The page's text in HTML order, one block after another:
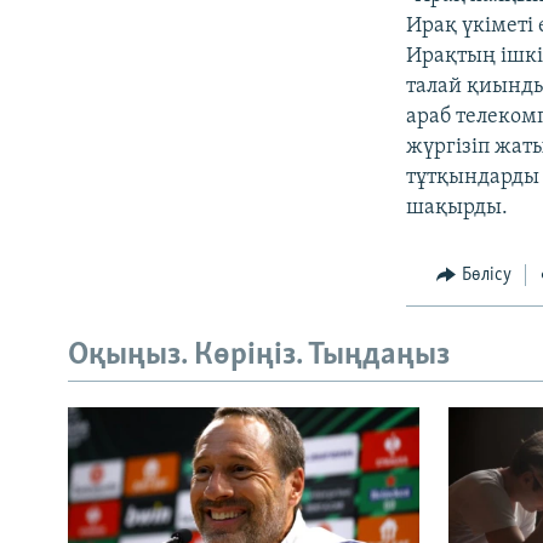
Ирақ үкіметі
Ирақтың
талай
араб
жүргізіп
шақырды.
Бөлісу
Оқыңыз. Көріңіз. Тыңдаңыз